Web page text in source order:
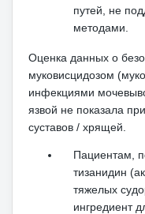
путей, не
методами.
Оценка данных о
муковисцидозом
инфекциями
язвой не показала
суставов / хрящей.
Пациентам,
тизанидин
тяжелых
ингредиент